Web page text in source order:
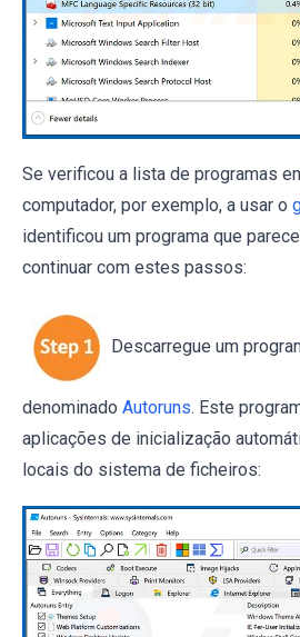
Se verificou a lista de programas
computador, por exemplo, a usar o
identificou um programa que
continuar com estes passos:
Descarregue um
denominado Autoruns. Este
aplicações de inicialização
locais do sistema de ficheiros: